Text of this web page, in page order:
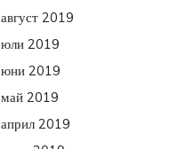
август 2019
юли 2019
юни 2019
май 2019
април 2019